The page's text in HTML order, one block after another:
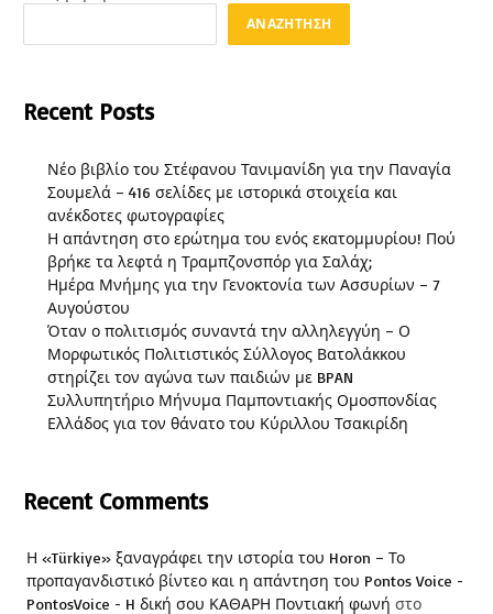
ΑΝΑΖΉΤΗΣΗ
Recent Posts
Νέο βιβλίο του Στέφανου Τανιμανίδη για την Παναγία
Σουμελά – 416 σελίδες με ιστορικά στοιχεία και
ανέκδοτες φωτογραφίες
Η απάντηση στο ερώτημα του ενός εκατομμυρίου! Πού
βρήκε τα λεφτά η Τραμπζονσπόρ για Σαλάχ;
Ημέρα Μνήμης για την Γενοκτονία των Ασσυρίων – 7
Αυγούστου
Όταν ο πολιτισμός συναντά την αλληλεγγύη – Ο
Μορφωτικός Πολιτιστικός Σύλλογος Βατολάκκου
στηρίζει τον αγώνα των παιδιών με BPAN
Συλλυπητήριο Μήνυμα Παμποντιακής Ομοσπονδίας
Ελλάδος για τον θάνατο του Κύριλλου Τσακιρίδη
Recent Comments
Η «Türkiye» ξαναγράφει την ιστορία του Horon – Το
προπαγανδιστικό βίντεο και η απάντηση του Pontos Voice -
PontosVoice - H δική σου ΚΑΘΑΡΗ Ποντιακή φωνή στο